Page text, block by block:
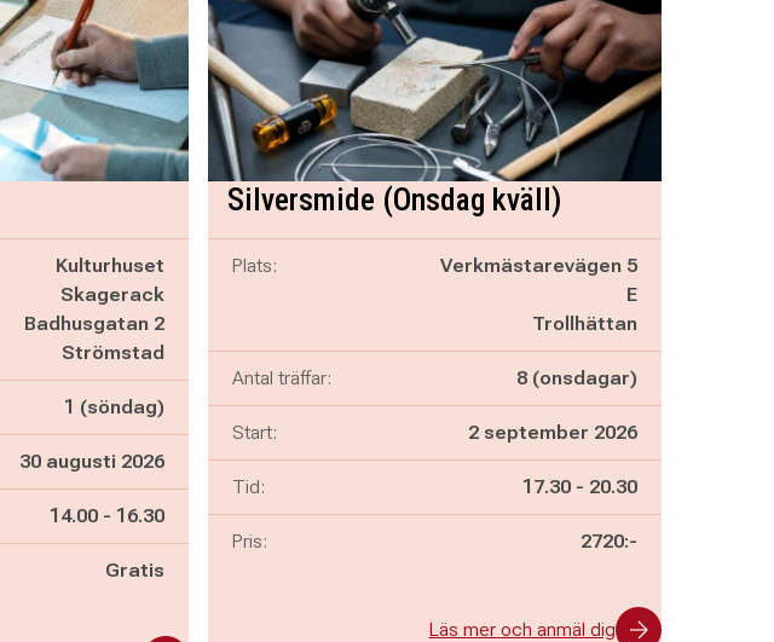
Kulturhuset
Skagerack
Badhusgatan 2
Strömstad
1 (söndag)
30 augusti 2026
Pågår mellan
14.00 - och
16.30
Gratis
Silversmide (Onsdag kväll)
Plats:
Verkmästarevägen 5
E
Trollhättan
Antal träffar: 8 (onsdagar)
Start: 2 september 2026
Tid: Pågår mellan
17.30 - och
20.30
Pris: 2720:-
Läs mer och anmäl dig